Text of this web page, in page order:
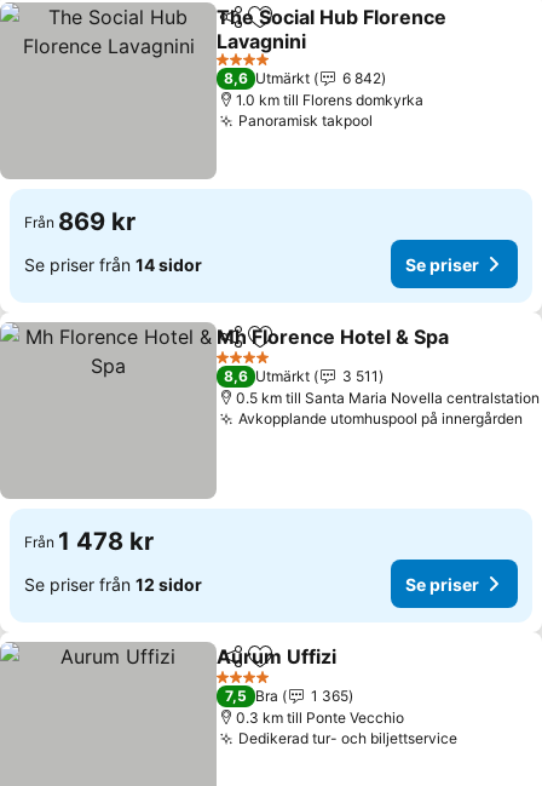
Dela Lägg till i Mina Favoriter
The Social Hub Florence
Lavagnini
4 Stjärnor
8,6 Utmärkt
6 842
1.0 km till Florens domkyrka
Panoramisk takpool
Från 869 kr
Se priser från 14 sidor Se priser
Dela Lägg till i Mina Favoriter
Mh Florence Hotel & Spa
4 Stjärnor
8,6 Utmärkt
3 511
0.5 km till Santa Maria Novella centralstation
Avkopplande utomhuspool på innergården
Från 1 478 kr
Se priser från 12 sidor Se priser
Dela Lägg till i Mina Favoriter
Aurum Uffizi
4 Stjärnor
7,5 Bra
1 365
0.3 km till Ponte Vecchio
Dedikerad tur- och biljettservice